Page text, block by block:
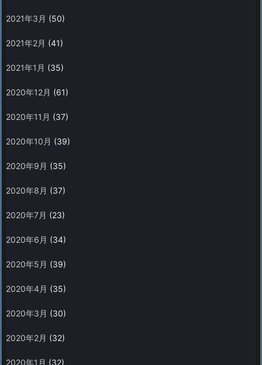
2021年3月 (50)
2021年2月 (41)
2021年1月 (35)
2020年12月 (61)
2020年11月 (37)
2020年10月 (39)
2020年9月 (35)
2020年8月 (37)
2020年7月 (23)
2020年6月 (34)
2020年5月 (39)
2020年4月 (35)
2020年3月 (30)
2020年2月 (32)
2020年1月 (32)